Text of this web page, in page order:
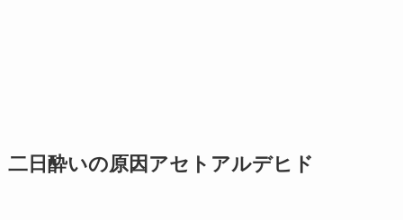
二日酔いの原因アセトアルデヒド